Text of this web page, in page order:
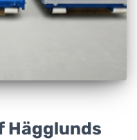
Hägglunds